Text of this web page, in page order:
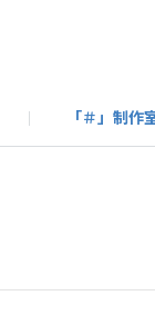
「＃」制作